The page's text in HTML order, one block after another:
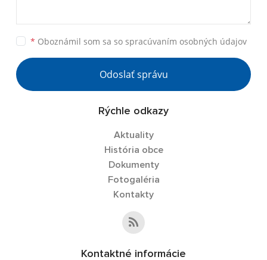
* Oboznámil som sa so spracúvaním osobných údajov
Odoslať správu
Rýchle odkazy
Aktuality
História obce
Dokumenty
Fotogaléria
Kontakty
Kontaktné informácie